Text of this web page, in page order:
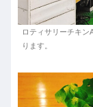
ロティサリーチキ
ります。